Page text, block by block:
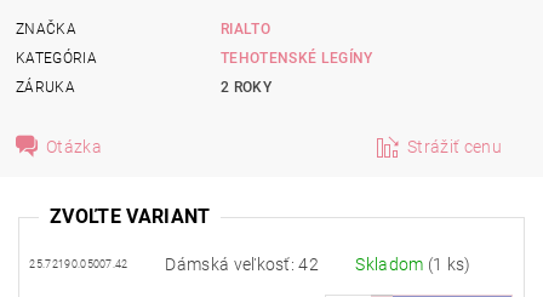
ZNAČKA
RIALTO
KATEGÓRIA
TEHOTENSKÉ LEGÍNY
ZÁRUKA
2 ROKY
Otázka Strážiť cenu
ZVOĽTE VARIANT
25.72190.05007.42 Dámská veľkosť: 42 Skladom (1 ks)